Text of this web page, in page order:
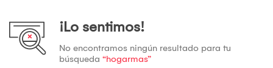
¡Lo sentimos!
No encontramos ningún resultado para tu
búsqueda “hogarmas”